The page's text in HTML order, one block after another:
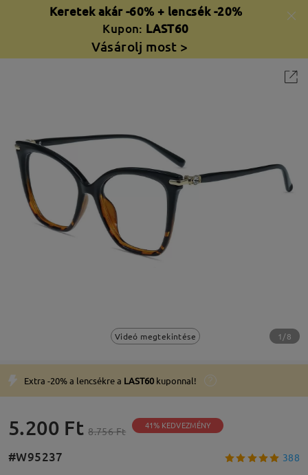
Keretek akár -60% + lencsék -20%
Kupon: LAST60
Vásárolj most >
Videó megtekintése 1/8
Extra -20% a lencsékre a LAST60 kuponnal!
5.200 Ft 8.756 Ft 41% KEDVEZMÉNY
#W95237 388